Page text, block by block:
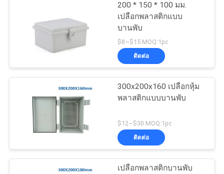
200 * 150 * 100 มม.
เปลือกพลาสติกแบบ
บานพับ
$8~$15 MOQ:1pc
ติดต่อ
300x200x160 เปลือกหุ้ม
พลาสติกแบบบานพับ
$12~$30 MOQ:1pc
ติดต่อ
เปลือกพลาสติกบานพับ